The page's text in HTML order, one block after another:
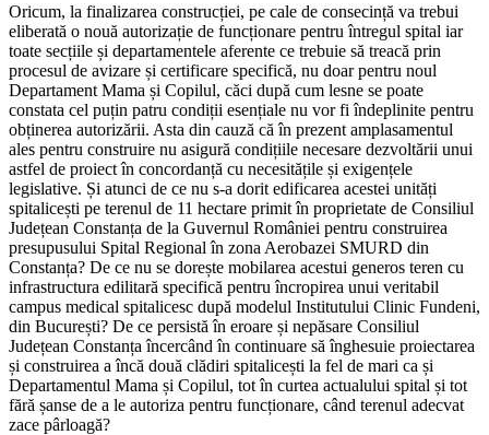
Oricum, la finalizarea construcției, pe cale de consecință va trebui
eliberată o nouă autorizație de funcționare pentru întregul spital iar
toate secțiile și departamentele aferente ce trebuie să treacă prin
procesul de avizare și certificare specifică, nu doar pentru noul
Departament Mama și Copilul, căci după cum lesne se poate
constata cel puțin patru condiții esențiale nu vor fi îndeplinite pentru
obținerea autorizării. Asta din cauză că în prezent amplasamentul
ales pentru construire nu asigură condițiile necesare dezvoltării unui
astfel de proiect în concordanță cu necesitățile și exigențele
legislative. Și atunci de ce nu s-a dorit edificarea acestei unități
spitalicești pe terenul de 11 hectare primit în proprietate de Consiliul
Județean Constanța de la Guvernul României pentru construirea
presupusului Spital Regional în zona Aerobazei SMURD din
Constanța? De ce nu se dorește mobilarea acestui generos teren cu
infrastructura edilitară specifică pentru încropirea unui veritabil
campus medical spitalicesc după modelul Institutului Clinic Fundeni,
din București? De ce persistă în eroare și nepăsare Consiliul
Județean Constanța încercând în continuare să înghesuie proiectarea
și construirea a încă două clădiri spitalicești la fel de mari ca și
Departamentul Mama și Copilul, tot în curtea actualului spital și tot
fără șanse de a le autoriza pentru funcționare, când terenul adecvat
zace pârloagă?